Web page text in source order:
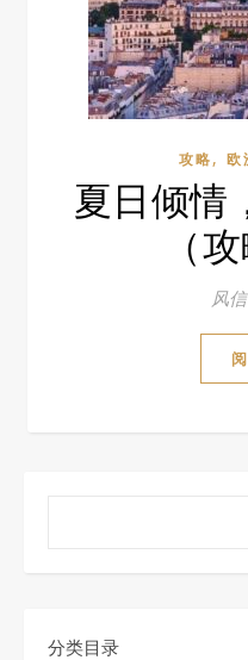
攻略, 欧
夏日倾情
（
风
分类目录